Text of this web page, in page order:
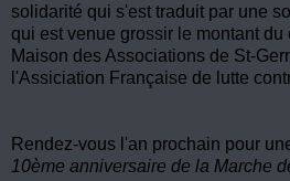
solidarité qui s'est traduit par une
qui est venue grossir le montant du
Maison des Associations de St-
l'Assiciation Française de lutte
Rendez-vous l'an prochain pour
10ème anniversaire de la Marche